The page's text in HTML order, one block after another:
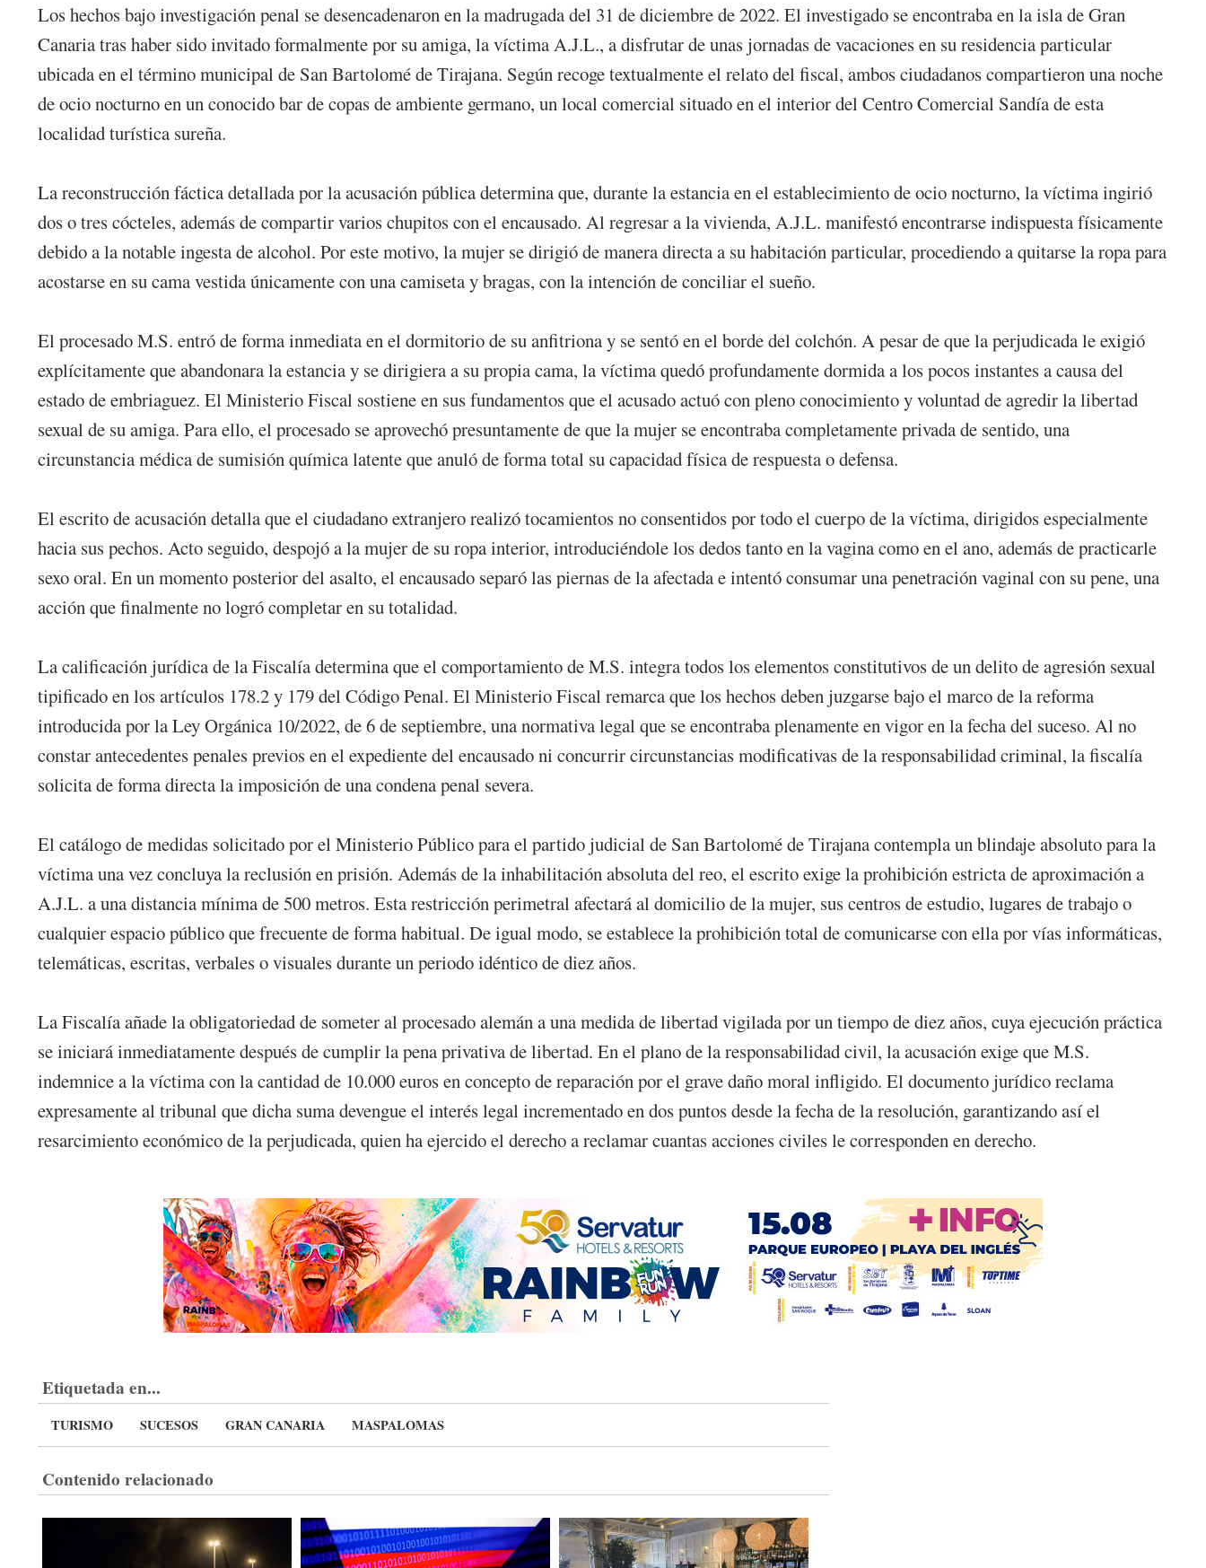
Los hechos bajo investigación penal se desencadenaron en la madrugada del 31 de diciembre de 2022. El investigado se encontraba en la isla de Gran
Canaria tras haber sido invitado formalmente por su amiga, la víctima A.J.L., a disfrutar de unas jornadas de vacaciones en su residencia particular
ubicada en el término municipal de San Bartolomé de Tirajana. Según recoge textualmente el relato del fiscal, ambos ciudadanos compartieron una noche
de ocio nocturno en un conocido bar de copas de ambiente germano, un local comercial situado en el interior del Centro Comercial Sandía de esta
localidad turística sureña.
La reconstrucción fáctica detallada por la acusación pública determina que, durante la estancia en el establecimiento de ocio nocturno, la víctima ingirió
dos o tres cócteles, además de compartir varios chupitos con el encausado. Al regresar a la vivienda, A.J.L. manifestó encontrarse indispuesta físicamente
debido a la notable ingesta de alcohol. Por este motivo, la mujer se dirigió de manera directa a su habitación particular, procediendo a quitarse la ropa para
acostarse en su cama vestida únicamente con una camiseta y bragas, con la intención de conciliar el sueño.
El procesado M.S. entró de forma inmediata en el dormitorio de su anfitriona y se sentó en el borde del colchón. A pesar de que la perjudicada le exigió
explícitamente que abandonara la estancia y se dirigiera a su propia cama, la víctima quedó profundamente dormida a los pocos instantes a causa del
estado de embriaguez. El Ministerio Fiscal sostiene en sus fundamentos que el acusado actuó con pleno conocimiento y voluntad de agredir la libertad
sexual de su amiga. Para ello, el procesado se aprovechó presuntamente de que la mujer se encontraba completamente privada de sentido, una
circunstancia médica de sumisión química latente que anuló de forma total su capacidad física de respuesta o defensa.
El escrito de acusación detalla que el ciudadano extranjero realizó tocamientos no consentidos por todo el cuerpo de la víctima, dirigidos especialmente
hacia sus pechos. Acto seguido, despojó a la mujer de su ropa interior, introduciéndole los dedos tanto en la vagina como en el ano, además de practicarle
sexo oral. En un momento posterior del asalto, el encausado separó las piernas de la afectada e intentó consumar una penetración vaginal con su pene, una
acción que finalmente no logró completar en su totalidad.
La calificación jurídica de la Fiscalía determina que el comportamiento de M.S. integra todos los elementos constitutivos de un delito de agresión sexual
tipificado en los artículos 178.2 y 179 del Código Penal. El Ministerio Fiscal remarca que los hechos deben juzgarse bajo el marco de la reforma
introducida por la Ley Orgánica 10/2022, de 6 de septiembre, una normativa legal que se encontraba plenamente en vigor en la fecha del suceso. Al no
constar antecedentes penales previos en el expediente del encausado ni concurrir circunstancias modificativas de la responsabilidad criminal, la fiscalía
solicita de forma directa la imposición de una condena penal severa.
El catálogo de medidas solicitado por el Ministerio Público para el partido judicial de San Bartolomé de Tirajana contempla un blindaje absoluto para la
víctima una vez concluya la reclusión en prisión. Además de la inhabilitación absoluta del reo, el escrito exige la prohibición estricta de aproximación a
A.J.L. a una distancia mínima de 500 metros. Esta restricción perimetral afectará al domicilio de la mujer, sus centros de estudio, lugares de trabajo o
cualquier espacio público que frecuente de forma habitual. De igual modo, se establece la prohibición total de comunicarse con ella por vías informáticas,
telemáticas, escritas, verbales o visuales durante un periodo idéntico de diez años.
La Fiscalía añade la obligatoriedad de someter al procesado alemán a una medida de libertad vigilada por un tiempo de diez años, cuya ejecución práctica
se iniciará inmediatamente después de cumplir la pena privativa de libertad. En el plano de la responsabilidad civil, la acusación exige que M.S.
indemnice a la víctima con la cantidad de 10.000 euros en concepto de reparación por el grave daño moral infligido. El documento jurídico reclama
expresamente al tribunal que dicha suma devengue el interés legal incrementado en dos puntos desde la fecha de la resolución, garantizando así el
resarcimiento económico de la perjudicada, quien ha ejercido el derecho a reclamar cuantas acciones civiles le corresponden en derecho.
Etiquetada en...
TURISMO SUCESOS GRAN CANARIA MASPALOMAS
Contenido relacionado